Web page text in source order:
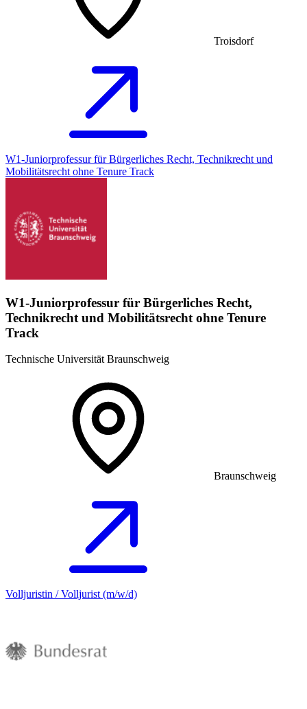
Troisdorf
W1-Juniorprofessur für Bürgerliches Recht, Technikrecht und
Mobilitätsrecht ohne Tenure Track
W1-Juniorprofessur für Bürgerliches Recht,
Technikrecht und Mobilitätsrecht ohne Tenure
Track
Technische Universität Braunschweig
Braunschweig
Volljuristin / Volljurist (m/w/d)